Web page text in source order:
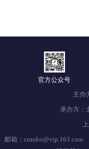
官方公众号
主办
承办方：
邮箱：cntubo@vip.163.com